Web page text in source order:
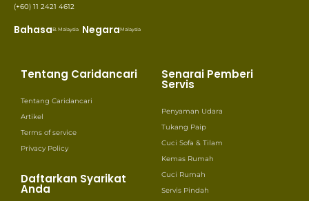
(+60) 11 2421 4612
BahasaB. Malaysia NegaraMalaysia
Tentang Caridancari
Tentang Caridancari
Artikel
Terms of service
Privacy Policy
Daftarkan Syarikat
Anda
Senarai Pemberi
Servis
Penyaman Udara
Tukang Paip
Cuci Sofa & Tilam
Kemas Rumah
Cuci Rumah
Servis Pindah